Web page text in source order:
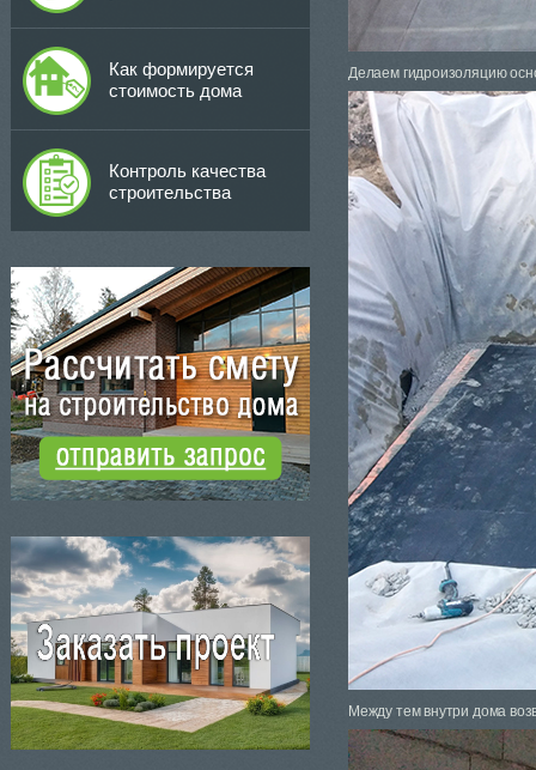
Как формируется
стоимость дома
Контроль качества
строительства
Делаем гидроизоляцию
Между тем внутри дома